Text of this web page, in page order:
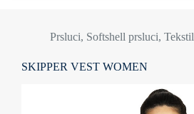
Prsluci, Softshell prsluci, Tekstil
SKIPPER VEST WOMEN